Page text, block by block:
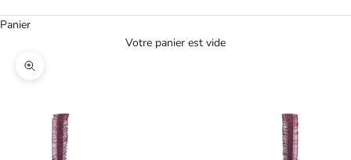
Panier
Votre panier est vide
Agrandir l'image